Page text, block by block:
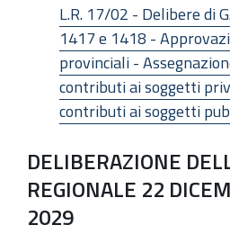
L.R. 17/02 - Delibere di
1417 e 1418 -
provinciali -
contributi ai soggetti
contributi ai soggetti
DELIBERAZIONE
REGIONALE 22
2029